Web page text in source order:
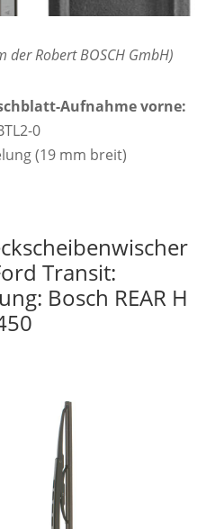
der Robert BOSCH GmbH)
Aufnahme vorne:
0
(19 mm breit)
Transit:
Bosch REAR H